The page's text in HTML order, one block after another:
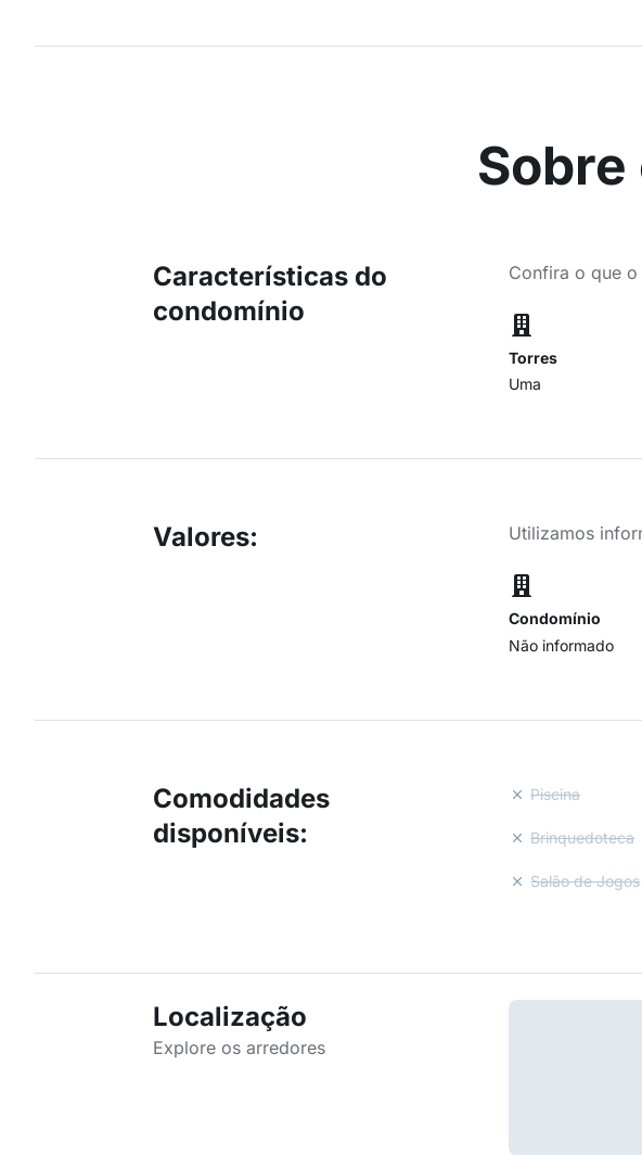
Características do
condomínio
Confira o que
Torres
Uma
Valores: Utilizamos
Condomínio
Não informado
Comodidades
disponíveis:
Piscina
Brinquedoteca
Salão de Jogos
Localização
Explore os arredores